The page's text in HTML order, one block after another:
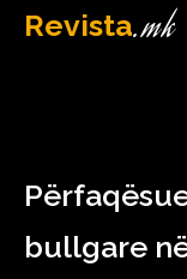
Revista.mk
bullgare